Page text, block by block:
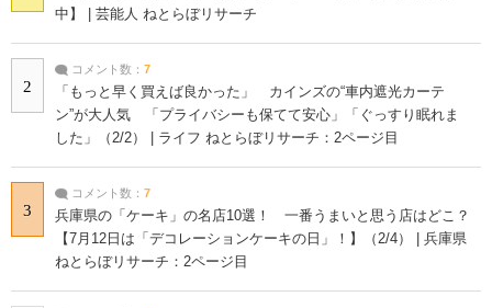
中】 | 芸能人 ねとらぼリサーチ
2
コメント数： 7
「もっと早く買えば良かった」 カインズの“車内遮光カーテ
ン”が大人気 「プライバシーも保てて安心」「ぐっすり眠れま
した」（2/2） | ライフ ねとらぼリサーチ：2ページ目
3
コメント数： 7
兵庫県の「ケーキ」の名店10選！ 一番うまいと思う店はどこ？
【7月12日は「デコレーションケーキの日」！】（2/4） | 兵庫県
ねとらぼリサーチ：2ページ目